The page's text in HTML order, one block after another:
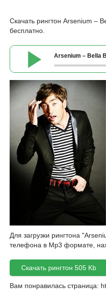
Скачать рингтон Arsenium –
бесплатно.
Arsenium – Bella
Для загрузки рингтона
телефона в Mp3 формате,
Скачать рингтон 505 Kb
Вам понравилась страница: